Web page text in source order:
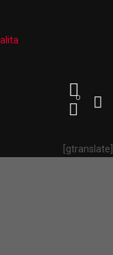
0
[gtranslate]